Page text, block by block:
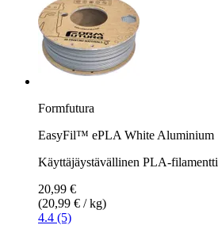
Formfutura
EasyFil™ ePLA White Aluminium
Käyttäjäystävällinen PLA-filamentti
20,99 €
(20,99 € / kg)
4.4 (5)